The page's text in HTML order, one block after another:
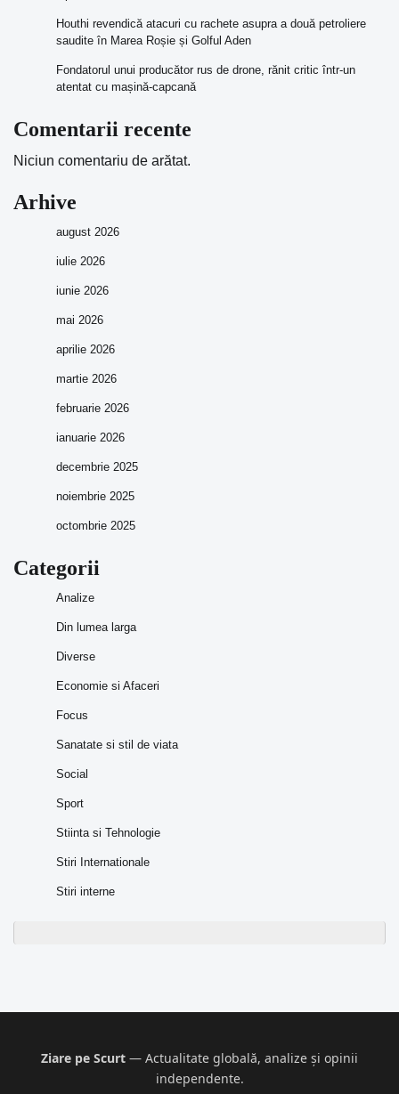
Houthi revendică atacuri cu rachete asupra a două petroliere
saudite în Marea Roșie și Golful Aden
Fondatorul unui producător rus de drone, rănit critic într-un
atentat cu mașină-capcană
Comentarii recente
Niciun comentariu de arătat.
Arhive
august 2026
iulie 2026
iunie 2026
mai 2026
aprilie 2026
martie 2026
februarie 2026
ianuarie 2026
decembrie 2025
noiembrie 2025
octombrie 2025
Categorii
Analize
Din lumea larga
Diverse
Economie si Afaceri
Focus
Sanatate si stil de viata
Social
Sport
Stiinta si Tehnologie
Stiri Internationale
Stiri interne
Ziare pe Scurt — Actualitate globală, analize și opinii
independente.